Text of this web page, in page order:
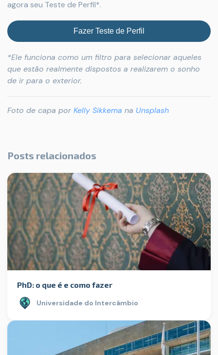
agora seu Teste de Perfil*.
Fazer Teste de Perfil
*Ele funciona como um filtro para selecionar aqueles
que estão realmente dispostos a realizarem o sonho
de ir para o exterior.
Foto de capa por Kelly Sikkema na Unsplash
Posts relacionados
PhD: o que é e como fazer
Universidade do Intercâmbio